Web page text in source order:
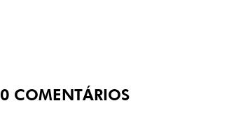
0COMENTÁRIOS